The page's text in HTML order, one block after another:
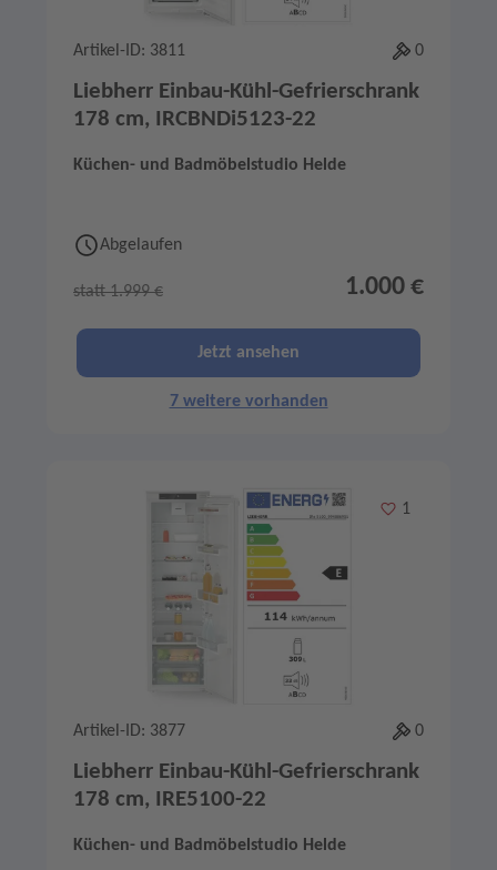
Artikel-ID: 3811 0
Liebherr Einbau-Kühl-Gefrierschrank
178 cm, IRCBNDi5123-22
Küchen- und Badmöbelstudio Helde
Abgelaufen
statt 1.999 € 1.000 €
Jetzt ansehen
7 weitere vorhanden
Merken
1
Artikel-ID: 3877 0
Liebherr Einbau-Kühl-Gefrierschrank
178 cm, IRE5100-22
Küchen- und Badmöbelstudio Helde